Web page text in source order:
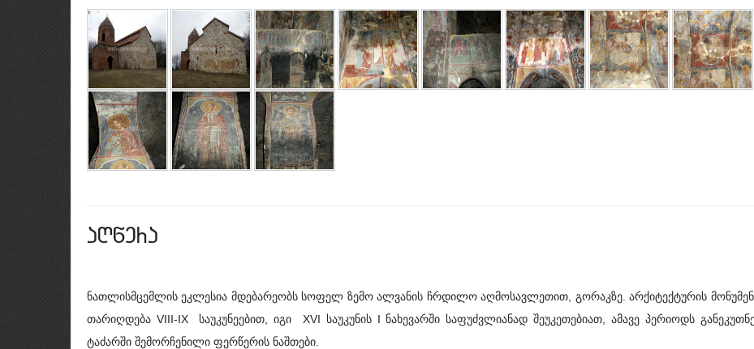
aRwera
ნათლისმცემლის ეკლესია მდებარეობს სოფელ ზემო ალვანის ჩრდილო აღმოსავლეთით, გორაკზე. არქიტექტურის
თარიღდება VIII-IX საუკუნეებით, იგი XVI საუკუნის I ნახევარში საფუძვლიანად შეუკეთებიათ, ამავე პერიოდს
ტაძარში შემორჩენილი ფერწერის ნაშთები.